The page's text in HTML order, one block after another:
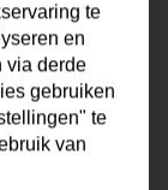
0x0x0 cm
handgemaakt
van onze
kunstenaars
te
en
via derde
gebruiken
te
van